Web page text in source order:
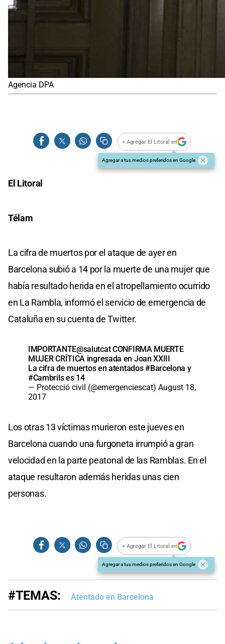
Agencia DPA
+ Agregar El Litoral en
Agregar a tus medios preferidos en Google
El Litoral
Télam
La cifra de muertos por el ataque de ayer en
Barcelona subió a 14 por la muerte de una mujer que
había resultado herida en el atropellamiento ocurrido
en La Rambla, informó el servicio de emergencia de
Cataluña en su cuenta de Twitter.
IMPORTANTE@salutcatCONFIRMA MUERTE
MUJER CRÍTICA ingresada en Joan XXIII
La cifra de muertos en atentados#Barcelona y
#Cambrilses 14
— Protecció civil (@emergenciescat) August 18,
2017
Los otras 13 víctimas murieron este jueves en
Barcelona cuando una furgoneta irrumpió a gran
velocidad en la parte peatonal de las Ramblas. En el
ataque resultaron además heridas unas cien
personas.
+ Agregar El Litoral en
Agregar a tus medios preferidos en Google
#TEMAS: Atentado en Barcelona